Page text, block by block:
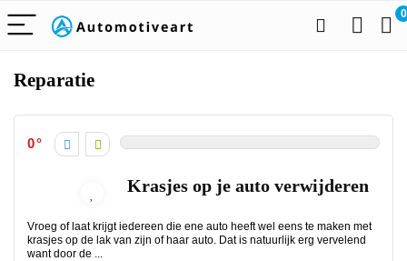
0
Reparatie
0
Krasjes op je auto verwijderen
Vroeg of laat krijgt iedereen die ene auto heeft wel eens te maken met
krasjes op de lak van zijn of haar auto. Dat is natuurlijk erg vervelend
want door de ...